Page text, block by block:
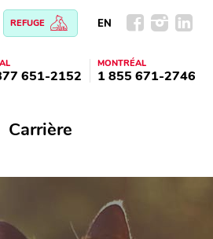
REFUGE EN
651-2152
MONTRÉAL
1 855 671-2746
Carrière